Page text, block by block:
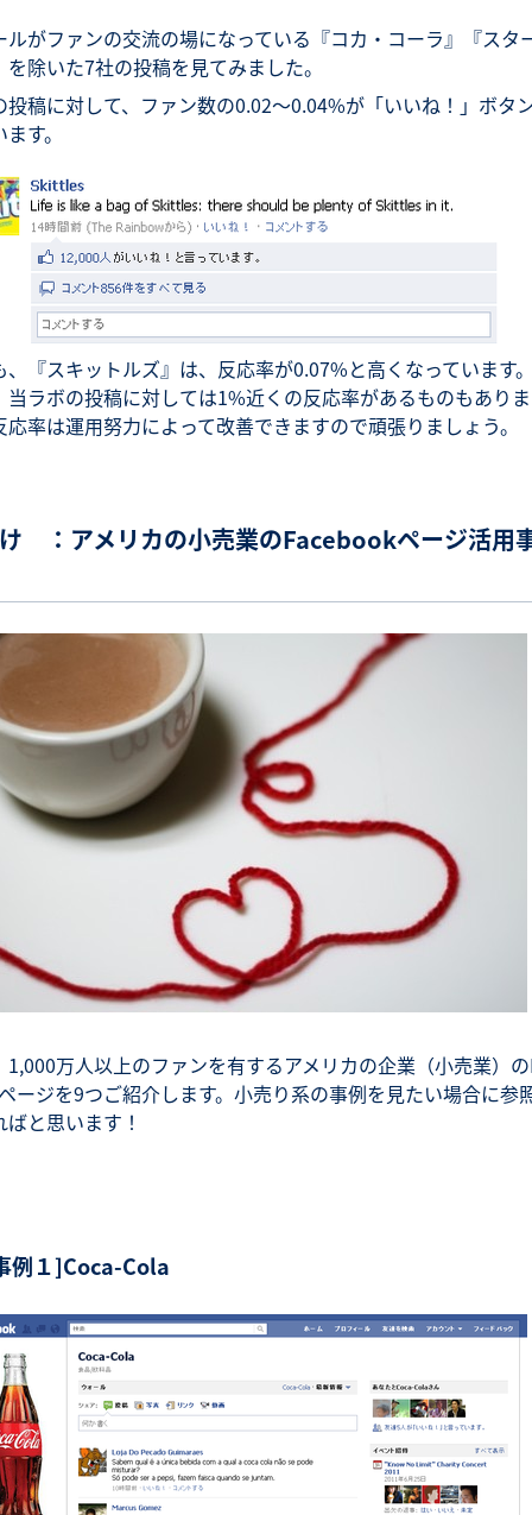
ルがファンの交流の場になっている『コカ・コーラ』『スタ
を除いた7社の投稿を見てみました。
投稿に対して、ファン数の0.02～0.04%が「いいね！」ボタ
す。
、『スキットルズ』は、反応率が0.07%と高くなっています
当ラボの投稿に対しては1%近くの反応率があるものもあり
応率は運用努力によって改善できますので頑張りましょう。
：アメリカの小売業のFacebookページ活用
1,000万人以上のファンを有するアメリカの企業（小売業）
ージを9つご紹介します。小売り系の事例を見たい場合に参
と思います！
例１]Coca-Cola